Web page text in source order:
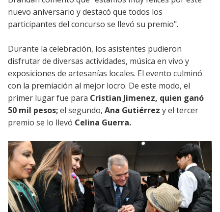
nuevo aniversario y destacó que todos los
participantes del concurso se llevó su premio".
Durante la celebración, los asistentes pudieron
disfrutar de diversas actividades, música en vivo y
exposiciones de artesanías locales. El evento culminó
con la premiación al mejor locro. De este modo, el
primer lugar fue para Cristian Jimenez, quien ganó
50 mil pesos;el segundo, Ana Gutiérrez y el tercer
premio se lo llevó Celina Guerra.